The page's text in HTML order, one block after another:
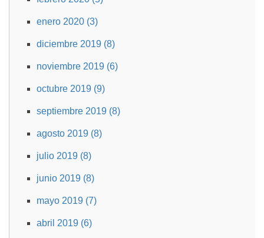
enero 2020 (3)
diciembre 2019 (8)
noviembre 2019 (6)
octubre 2019 (9)
septiembre 2019 (8)
agosto 2019 (8)
julio 2019 (8)
junio 2019 (8)
mayo 2019 (7)
abril 2019 (6)